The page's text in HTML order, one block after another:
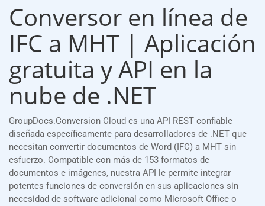
Conversor en línea de
IFC a MHT | Aplicación
gratuita y API en la
nube de .NET
GroupDocs.Conversion Cloud es una API REST confiable
diseñada específicamente para desarrolladores de .NET que
necesitan convertir documentos de Word (IFC) a MHT sin
esfuerzo. Compatible con más de 153 formatos de
documentos e imágenes, nuestra API le permite integrar
potentes funciones de conversión en sus aplicaciones sin
necesidad de software adicional como Microsoft Office o